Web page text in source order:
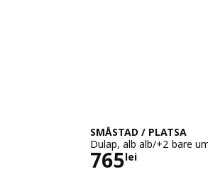
SMÅSTAD / PLATSA
Dulap, alb alb/+2 bare
765lei
Preţ 765lei